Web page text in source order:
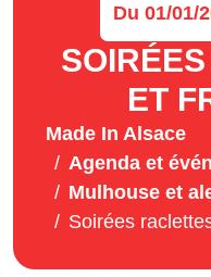
Du 01/01/
ET
Made In Alsace
Agenda et
Mulhouse et
Soirées